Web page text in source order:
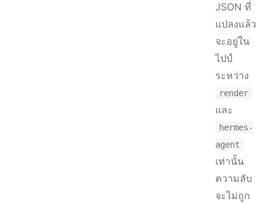
JSON ที่
แปลงแล้ว
จะอยู่ใน
ไปป์
ระหว่าง
render
และ
hermes-
agent
เท่านั้น
ความลับ
จะไม่ถูก